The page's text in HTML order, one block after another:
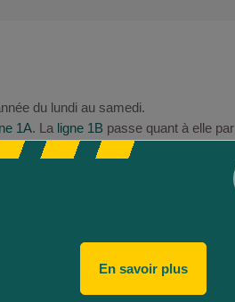
du lundi au samedi.
1A. La ligne 1B passe quant à elle par
pour des déplacements
les Allées Marines, l’Office de
sur douze arrêts à Capbreton dont
Mairie, Cigales Gare, Bournès
et le marché aux poissons.
En savoir plus